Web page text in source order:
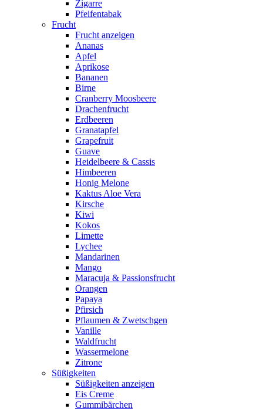
Zigarre
Pfeifentabak
Frucht
Frucht anzeigen
Ananas
Apfel
Aprikose
Bananen
Birne
Cranberry Moosbeere
Drachenfrucht
Erdbeeren
Granatapfel
Grapefruit
Guave
Heidelbeere & Cassis
Himbeeren
Honig Melone
Kaktus Aloe Vera
Kirsche
Kiwi
Kokos
Limette
Lychee
Mandarinen
Mango
Maracuja & Passionsfrucht
Orangen
Papaya
Pfirsich
Pflaumen & Zwetschgen
Vanille
Waldfrucht
Wassermelone
Zitrone
Süßigkeiten
Süßigkeiten anzeigen
Eis Creme
Gummibärchen